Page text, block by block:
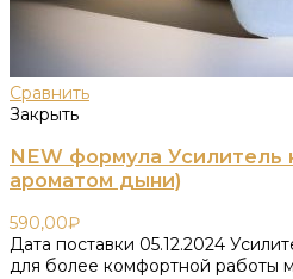
Сравнить
Закрыть
NEW формула Усилитель
ароматом дыни)
590,00₽
Дата поставки 05.12.2024
для более комфортной работы